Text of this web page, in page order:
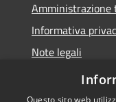
Amministrazione
Informativa
Note legali
Dichiarazione di
Questo sito web